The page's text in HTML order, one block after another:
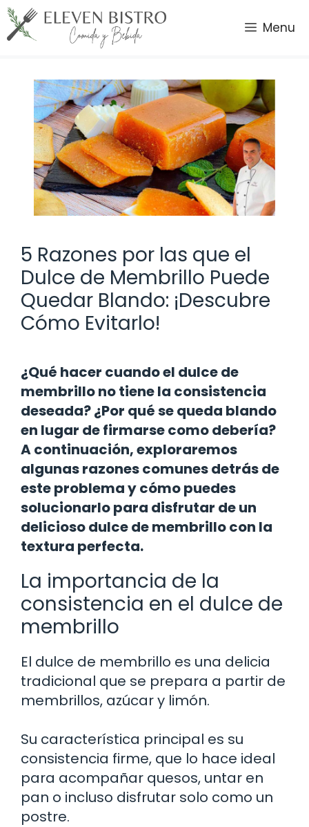
Saltar
al
contenido
Menu
5 Razones por las que el
Dulce de Membrillo Puede
Quedar Blando: ¡Descubre
Cómo Evitarlo!
¿Qué hacer cuando el dulce de
membrillo no tiene la consistencia
deseada? ¿Por qué se queda blando
en lugar de firmarse como debería?
A continuación, exploraremos
algunas razones comunes detrás de
este problema y cómo puedes
solucionarlo para disfrutar de un
delicioso dulce de membrillo con la
textura perfecta.
La importancia de la
consistencia en el dulce de
membrillo
El dulce de membrillo es una delicia
tradicional que se prepara a partir de
membrillos, azúcar y limón.
Su característica principal es su
consistencia firme, que lo hace ideal
para acompañar quesos, untar en
pan o incluso disfrutar solo como un
postre.